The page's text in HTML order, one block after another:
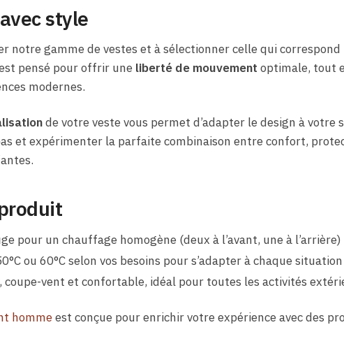
style
notre gamme de vestes et à sélectionner celle qui correspond
pensé pour offrir une liberté de mouvement optimale, tout
modernes.
de votre veste vous permet d’adapter le design à votre
et expérimenter la parfaite combinaison entre confort,
pour un chauffage homogène (deux à l’avant, une à l’arrière)
ou 60°C selon vos besoins pour s’adapter à chaque situation
vent et confortable, idéal pour toutes les activités
hommeest conçue pour enrichir votre expérience avec des